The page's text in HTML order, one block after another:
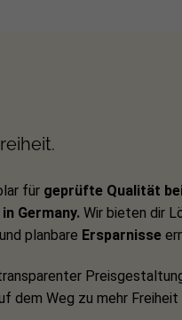
für geprüfte Qualität
Germany. Wir bieten dir
und planbare Ersparnisse
dem Weg zu mehr Freiheit